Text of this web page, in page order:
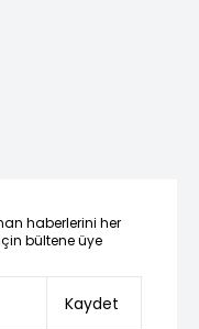
haberlerini her
bültene üye
Kaydet